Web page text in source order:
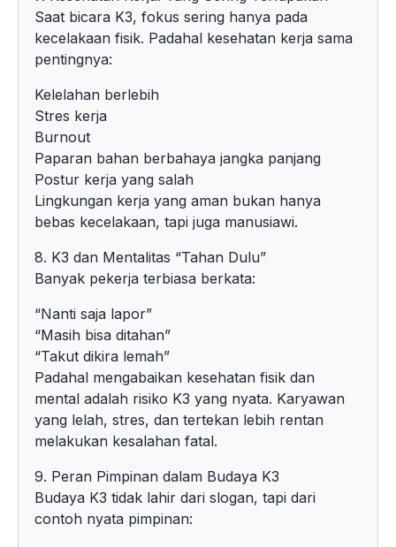
Saat bicara K3, fokus sering hanya pada
kecelakaan fisik. Padahal kesehatan kerja sama
pentingnya:
Kelelahan berlebih
Stres kerja
Burnout
Paparan bahan berbahaya jangka panjang
Postur kerja yang salah
Lingkungan kerja yang aman bukan hanya
bebas kecelakaan, tapi juga manusiawi.
8. K3 dan Mentalitas “Tahan Dulu”
Banyak pekerja terbiasa berkata:
“Nanti saja lapor”
“Masih bisa ditahan”
“Takut dikira lemah”
Padahal mengabaikan kesehatan fisik dan
mental adalah risiko K3 yang nyata. Karyawan
yang lelah, stres, dan tertekan lebih rentan
melakukan kesalahan fatal.
9. Peran Pimpinan dalam Budaya K3
Budaya K3 tidak lahir dari slogan, tapi dari
contoh nyata pimpinan: